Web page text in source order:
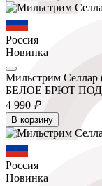
Россия
Новинка
Мильстрим
БЕЛОЕ БРЮТ
4 990 ₽
В корзину
Россия
Новинка